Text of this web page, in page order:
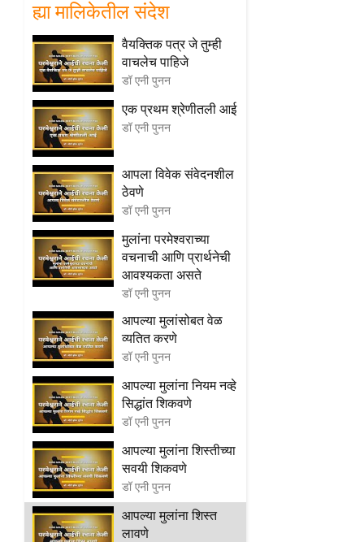
ह्या मालिकेतील संदेश
वैयक्तिक पत्र जे तुम्ही
वाचलेच पाहिजे
डॉ एनी पुनन
एक प्रथम श्रेणीतली आई
डॉ एनी पुनन
आपला विवेक संवेदनशील
ठेवणे
डॉ एनी पुनन
मुलांना परमेश्वराच्या
वचनाची आणि प्रार्थनेची
आवश्यकता असते
डॉ एनी पुनन
आपल्या मुलांसोबत वेळ
व्यतित करणे
डॉ एनी पुनन
आपल्या मुलांना नियम नव्हे
सिद्धांत शिकवणे
डॉ एनी पुनन
आपल्या मुलांना शिस्तीच्या
सवयी शिकवणे
डॉ एनी पुनन
आपल्या मुलांना शिस्त
लावणे